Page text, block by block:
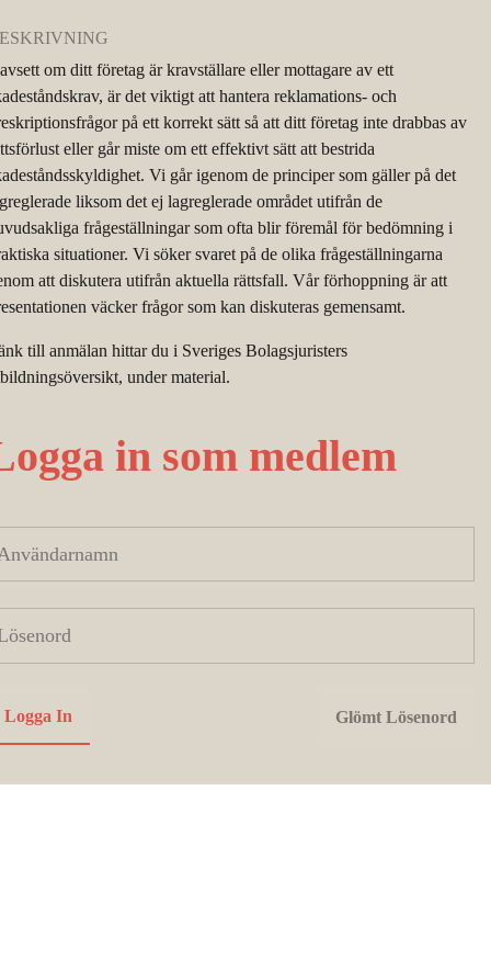
om ditt företag är kravställare eller mottagare av ett
är det viktigt att hantera reklamations- och
på ett korrekt sätt så att ditt företag inte drabbas av
eller går miste om ett effektivt sätt att bestrida
Vi går igenom de principer som gäller på det
liksom det ej lagreglerade området utifrån de
frågeställningar som ofta blir föremål för bedömning i
situationer. Vi söker svaret på de olika frågeställningarna
att diskutera utifrån aktuella rättsfall. Vår förhoppning är att
väcker frågor som kan diskuteras gemensamt.
till anmälan hittar du i Sveriges Bolagsjuristers
under material.
in som medlem